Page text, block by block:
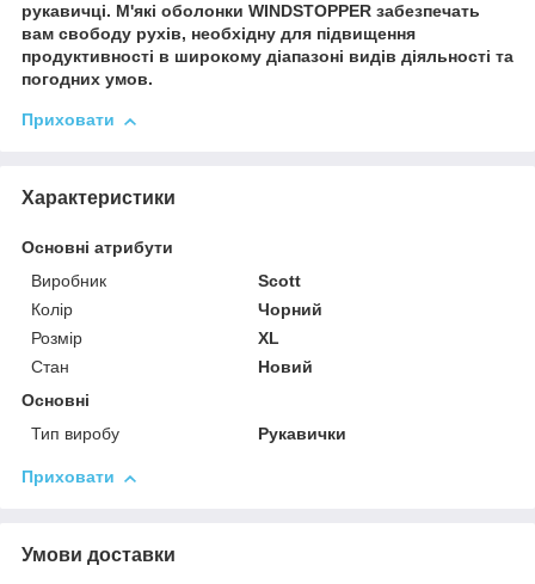
рукавичці. М'які оболонки WINDSTOPPER забезпечать
вам свободу рухів, необхідну для підвищення
продуктивності в широкому діапазоні видів діяльності та
погодних умов.
Приховати
Характеристики
Основні атрибути
Виробник
Scott
Колір
Чорний
Розмір
XL
Стан
Новий
Основні
Тип виробу
Рукавички
Приховати
Умови доставки